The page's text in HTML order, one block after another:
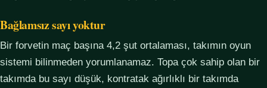
Bağlamsız sayı yoktur
Bir forvetin maç başına 4,2 şut ortalaması, takımın oyun
sistemi bilinmeden yorumlanamaz. Topa çok sahip olan bir
takımda bu sayı düşük, kontratak ağırlıklı bir takımda